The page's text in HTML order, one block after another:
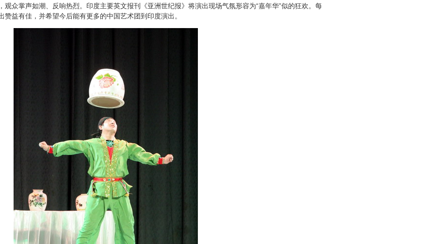
众掌声如潮、反响热烈。印度主要英文报刊《亚洲世纪报》将演出现场气氛形容为“嘉年华”似的狂欢。每
益有佳，并希望今后能有更多的中国艺术团到印度演出。